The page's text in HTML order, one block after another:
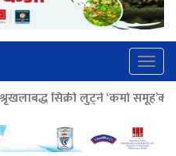
समूह’का नाइकेसहित पाँच